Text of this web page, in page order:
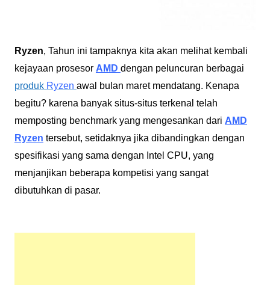
Ryzen, Tahun ini tampaknya kita akan melihat kembali
kejayaan prosesor AMD dengan peluncuran berbagai
produk Ryzen awal bulan maret mendatang. Kenapa
begitu? karena banyak situs-situs terkenal telah
memposting benchmark yang mengesankan dari AMD
Ryzen tersebut, setidaknya jika dibandingkan dengan
spesifikasi yang sama dengan Intel CPU, yang
menjanjikan beberapa kompetisi yang sangat
dibutuhkan di pasar.